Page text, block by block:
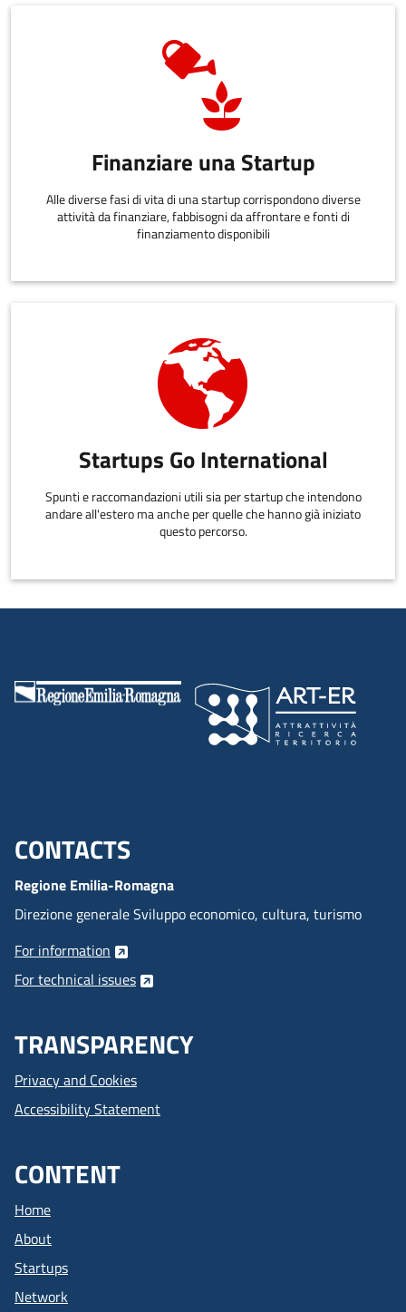
Finanziare una Startup
Alle diverse fasi di vita di una startup corrispondono diverse
attività da finanziare, fabbisogni da affrontare e fonti di
finanziamento disponibili
Startups Go International
Spunti e raccomandazioni utili sia per startup che intendono
andare all'estero ma anche per quelle che hanno già iniziato
questo percorso.
Menu footer inglese
CONTACTS
Regione Emilia-Romagna
Direzione generale Sviluppo economico, cultura, turismo
For information
For technical issues
TRANSPARENCY
Privacy and Cookies
Accessibility Statement
CONTENT
Home
About
Startups
Network